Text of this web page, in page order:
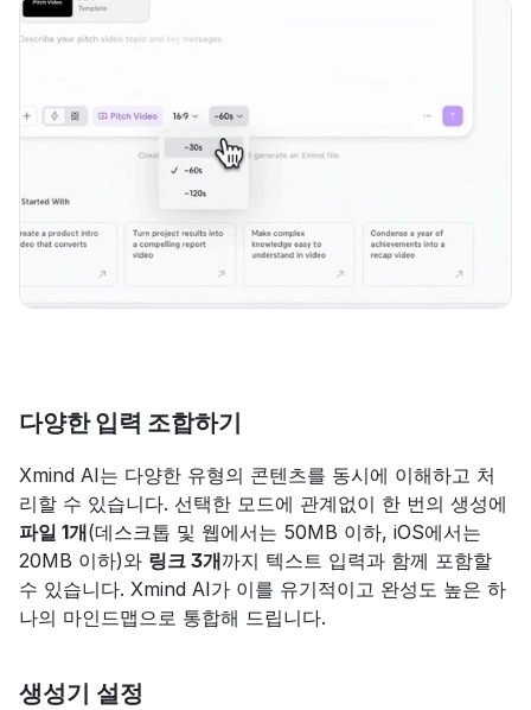
다양한 입력 조합하기
Xmind AI는 다양한 유형의 콘텐츠를 동시에 이해하고 처
파일 1개(데스크톱 및 웹에서는 50MB 이하, iOS에서는
20MB 이하)와 링크 3개까지 텍스트 입력과 함께 포함할
수 있습니다. Xmind AI가 이를 유기적이고 완성도 높은 하
나의 마인드맵으로 통합해 드립니다.
생성기 설정